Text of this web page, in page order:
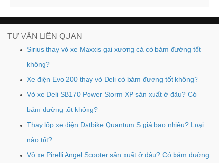
TƯ VẤN LIÊN QUAN
Sirius thay vỏ xe Maxxis gai xương cá có bám đường tốt
không?
Xe điện Evo 200 thay vỏ Deli có bám đường tốt không?
Vỏ xe Deli SB170 Power Storm XP sản xuất ở đâu? Có
bám đường tốt không?
Thay lốp xe điện Datbike Quantum S giá bao nhiêu? Loại
nào tốt?
Vỏ xe Pirelli Angel Scooter sản xuất ở đâu? Có bám đường